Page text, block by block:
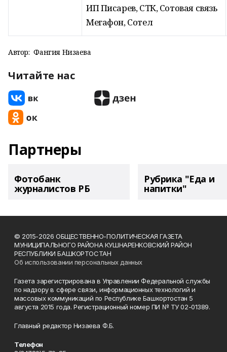
ИП Писарев, СТК, Сотовая связь
Мегафон, Сотел
Автор: Фангия Низаева
Читайте нас
Партнеры
Фотобанк
журналистов РБ
Рубрика "Еда и
напитки"
© 2015-2026 ОБЩЕСТВЕННО-ПОЛИТИЧЕСКАЯ ГАЗЕТА
МУНИЦИПАЛЬНОГО РАЙОНА КУШНАРЕНКОВСКИЙ РАЙОН
РЕСПУБЛИКИ БАШКОРТОСТАН
Об использовании персональных данных
Газета зарегистрирована в Управлении Федеральной службы
по надзору в сфере связи, информационных технологий и
массовых коммуникаций по Республике Башкортостан 5
августа 2015 года. Регистрационный номер ПИ № ТУ 02-01389.
Главный редактор Низаева Ф.Б.
Телефон